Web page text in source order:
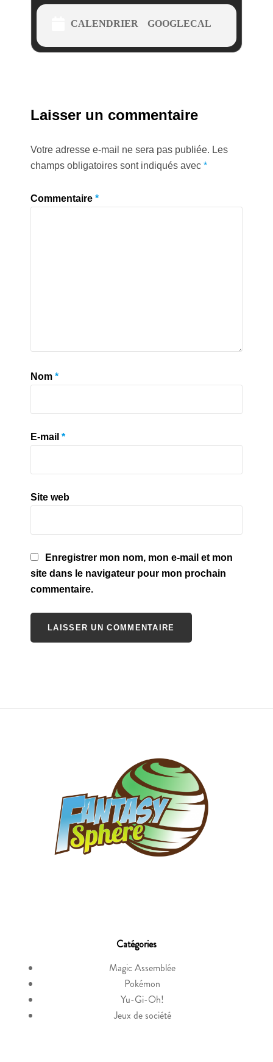
CALENDRIER GOOGLECAL
Laisser un commentaire
Votre adresse e-mail ne sera pas publiée. Les
champs obligatoires sont indiqués avec *
Commentaire *
Nom *
E-mail *
Site web
Enregistrer mon nom, mon e-mail et mon
site dans le navigateur pour mon prochain
commentaire.
Catégories
Magic Assemblée
Pokémon
Yu-Gi-Oh!
Jeux de société